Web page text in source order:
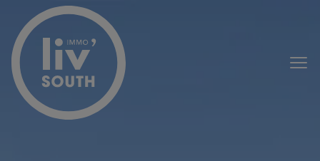
Passer le menu et aller au contenu